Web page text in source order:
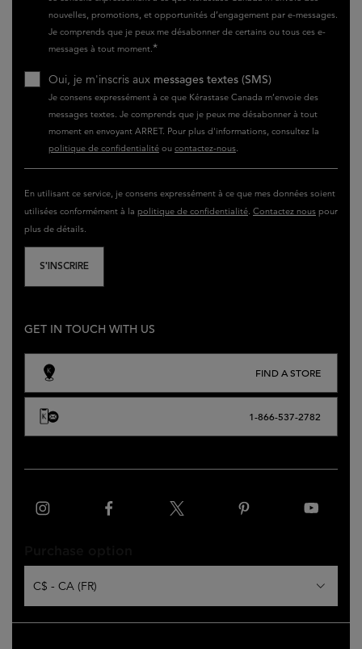
nouvelles, promotions, et opportunités d’engagement par e-messages.
Je comprends que je peux me désabonner de certains ou tous ces e-
messages à tout moment.*
Oui, je m'inscris aux messages textes (SMS)
Je consens expressément à ce que Kérastase Canada m’envoie des
messages textes. Je comprends que je peux me désabonner à tout
moment en envoyant ARRET. Pour plus d'informations, consultez la
politique de confidentialité ou contactez-nous.
En utilisant ce service, je consens expressément à ce que mes données soient
utilisées conformément à la politique de confidentialité. Contactez nous pour
plus de détails.
S'INSCRIRE
GET IN TOUCH WITH US
FIND A STORE
1-866-537-2782
C$ - CA (FR)